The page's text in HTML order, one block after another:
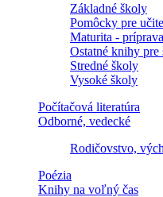
Základné školy
Pomôcky pre
Maturita -
Ostatné knihy pre
Stredné školy
Vysoké školy
Počítačová literatúra
Odborné, vedecké
Rodičovstvo,
Poézia
Knihy na voľný čas